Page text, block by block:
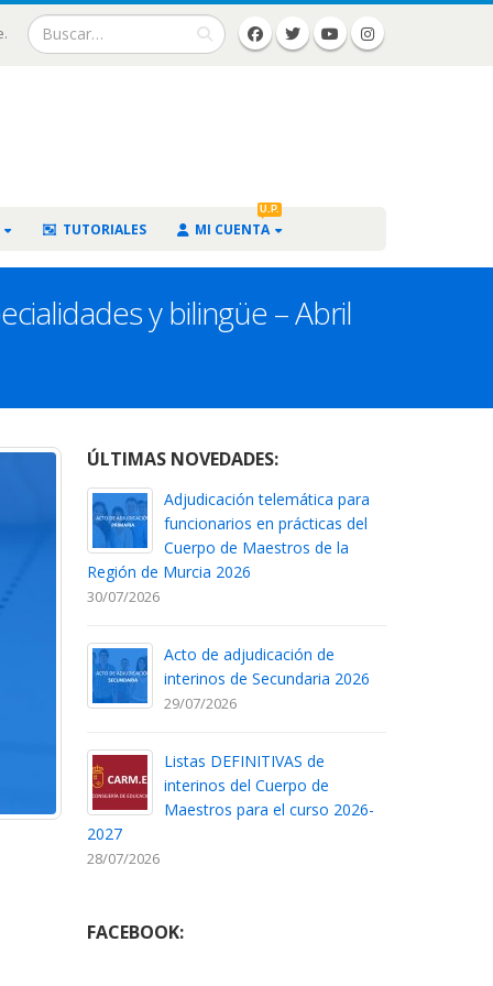
TUTORIALES MI CUENTA
U.P.
y bilingüe – Abril
ÚLTIMAS NOVEDADES:
Adjudicación telemática para
funcionarios en prácticas del
Cuerpo de Maestros de la
Región de Murcia 2026
30/07/2026
Acto de adjudicación de
interinos de Secundaria 2026
29/07/2026
Listas DEFINITIVAS de
interinos del Cuerpo de
Maestros para el curso 2026-
2027
28/07/2026
FACEBOOK: